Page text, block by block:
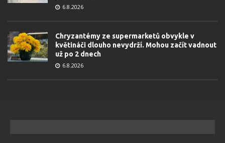
6.8.2026
Chryzantémy ze supermarketů obvykle v
květináči dlouho nevydrží. Mohou začít vadnout
už po 2 dnech
6.8.2026